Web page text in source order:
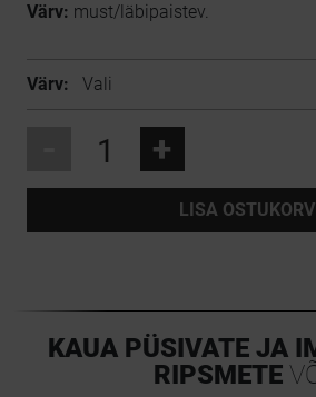
Värv: must/läbipaistev.
Värv: Vali
+
LISA OSTUKORVI
KAUA PÜSIVATE JA
RIPSMETE